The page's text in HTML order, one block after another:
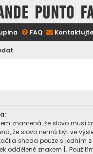
PUNTO
FAQ
znamená, že slovo musí
že slovo nemá být ve
shoda pouze s jedním z
oddělené znakem .